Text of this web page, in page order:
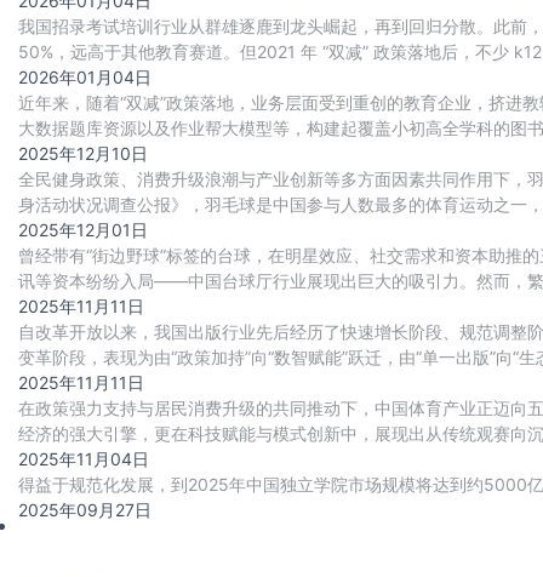
我国招录考试培训行业从群雄逐鹿到龙头崛起，再到回归分散。此
50%，远高于其他教育赛道。但2021 年 “双减” 政策落地后，不少
压市场空间，招录考试培训头
2026年01月04日
近年来，随着“双减”政策落地，业务层面受到重创的教育企业，挤
大数据题库资源以及作业帮大模型等，构建起覆盖小初高全学科的
系列产品，sku已达千余种，单品销
2025年12月10日
全民健身政策、消费升级浪潮与产业创新等多方面因素共同作用下
身活动状况调查公报》，羽毛球是中国参与人数最多的体育运动之
35%，仅次于跑步，排名第二。羽毛球运动
2025年12月01日
曾经带有“街边野球”标签的台球，在明星效应、社交需求和资本助
讯等资本纷纷入局——中国台球厅行业展现出巨大的吸引力。然而，
激烈的两极分化中找到生存与发展之路。
2025年11月11日
自改革开放以来，我国出版行业先后经历了快速增长阶段、规范调
变革阶段，表现为‌由“政策加持”向“数智赋能”跃迁，由“单一出版”向“
2025年11月11日
在政策强力支持与居民消费升级的共同推动下，中国体育产业正迈向
经济的强大引擎，更在科技赋能与模式创新中，展现出从传统观赛向
及下沉市场的开拓，共同勾勒出行业高质量
2025年11月04日
得益于规范化发展，到2025年中国独立学院市场规模将达到约5000
2025年09月27日